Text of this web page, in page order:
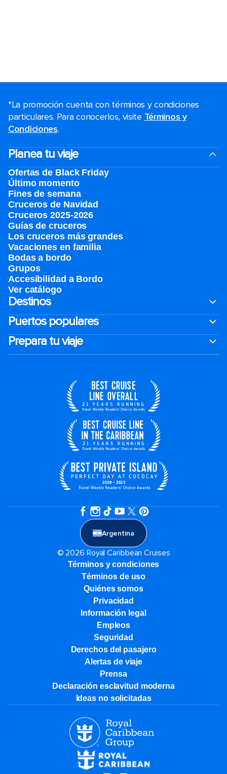
*La promoción cuenta con términos y condiciones
particulares. Para conocerlos, visite Términos y
Condiciones.
Planea tu viaje
Ofertas de Black Friday
Último momento
Fines de semana
Cruceros de Navidad
Cruceros 2025-2026
Guías de cruceros
Los cruceros más grandes
Vacaciones en familia
Bodas a bordo
Grupos
Accesibilidad a Bordo
Ver catálogo
Destinos
Puertos populares
Prepara tu viaje
Argentina
© 2026 Royal Caribbean Cruises
Términos y condiciones
Términos de uso
Quiénes somos
Privacidad
Información legal
Empleos
Seguridad
Derechos del pasajero
Alertas de viaje
Prensa
Declaración esclavitud moderna
Ideas no solicitadas